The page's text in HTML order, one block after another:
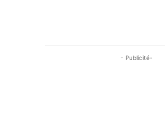
- Publicité-